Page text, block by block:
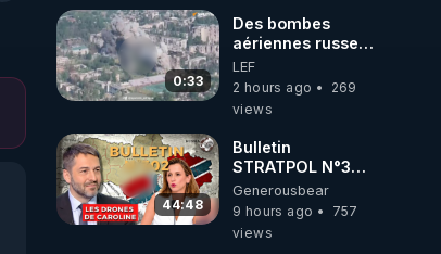
0:33
Des bombes
aériennes russes
anéantissent les
centres de
contrôle de
brigades
ukrainienne
LEF
2 hours ago
269
views
44:48
Bulletin
STRATPOL N°302.
Armée des
drones, MS-21 en
série, missiles
Generousbear
9 hours ago
757
views